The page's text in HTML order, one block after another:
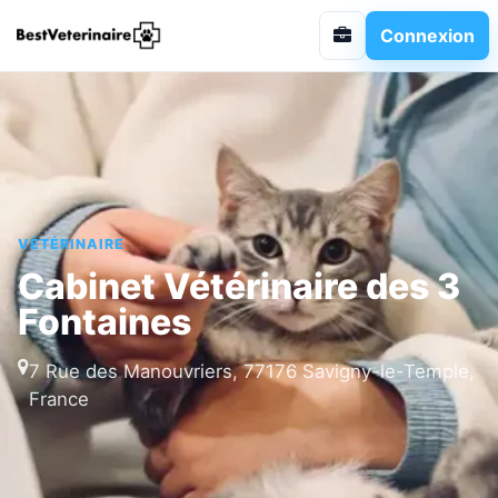
Connexion
VÉTÉRINAIRE
Cabinet Vétérinaire des 3
Fontaines
7 Rue des Manouvriers, 77176 Savigny-le-Temple,
France